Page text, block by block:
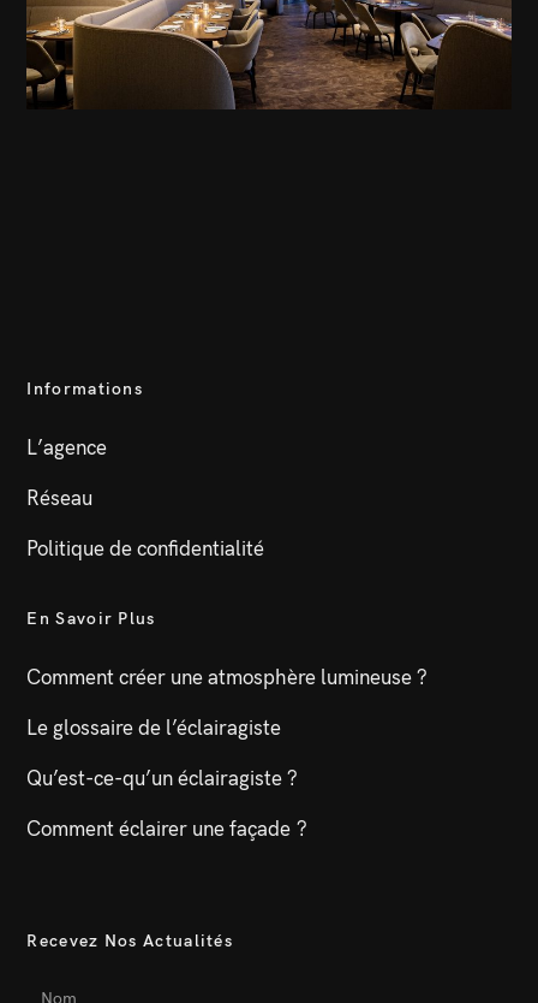
Informations
L’agence
Réseau
Politique de confidentialité
En Savoir Plus
Comment créer une atmosphère lumineuse ?
Le glossaire de l’éclairagiste
Qu’est-ce-qu’un éclairagiste ?
Comment éclairer une façade ?
Recevez Nos Actualités